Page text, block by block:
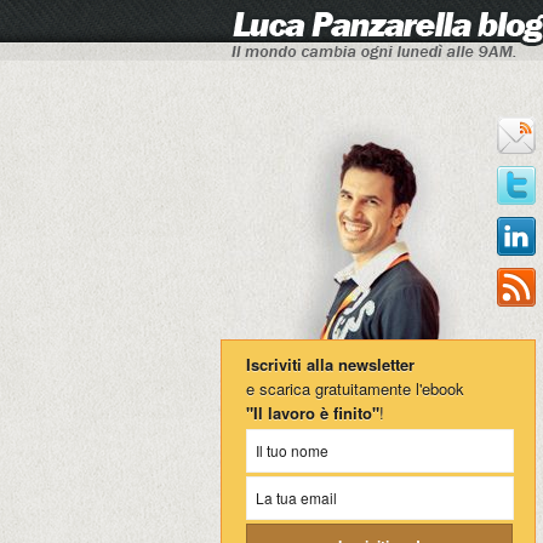
Iscriviti alla newsletter
e scarica gratuitamente l'ebook
"Il lavoro è finito"!